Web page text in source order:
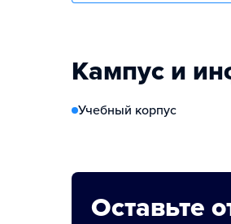
Кампус и
Учебный корпус
Оставьте